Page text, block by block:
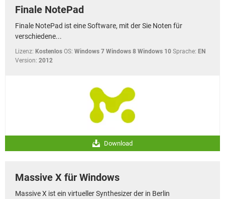
Finale NotePad
Finale NotePad ist eine Software, mit der Sie Noten für
verschiedene...
Lizenz: Kostenlos OS: Windows 7 Windows 8 Windows 10 Sprache: EN
Version: 2012
Download
Massive X für Windows
Massive X ist ein virtueller Synthesizer der in Berlin